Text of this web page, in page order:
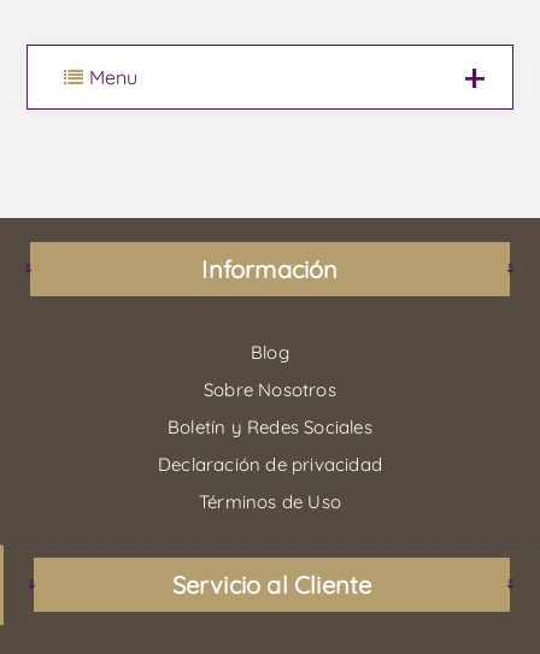
Menu
Información
Blog
Sobre Nosotros
Boletín y Redes Sociales
Declaración de privacidad
Términos de Uso
Servicio al Cliente